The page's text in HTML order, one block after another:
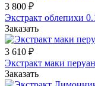
3 800 ₽
Экстракт облепихи
Заказать
3 610 ₽
Экстракт маки
Заказать